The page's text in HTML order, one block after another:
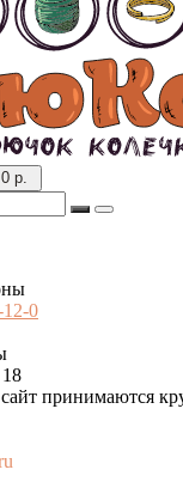
р.
0
сайт принимаются